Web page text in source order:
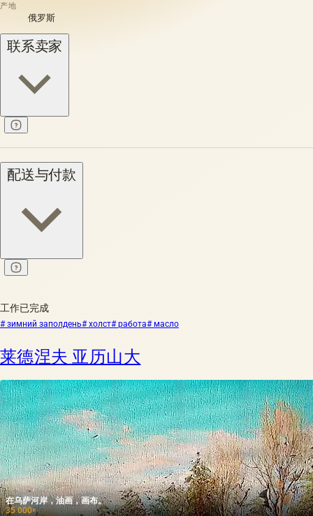
产地
俄罗斯
联系卖家
配送与付款
工作已完成
# зимний заполдень# холст# работа# масло
莱德涅夫 亚历山大
在乌萨河岸，油画，画布。
35 000₽